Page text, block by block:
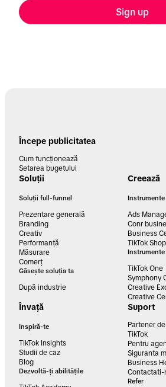
Sign up
Începe publicitatea
Cum funcționează
Setarea bugetului
Soluții
Soluții full-funnel
Prezentare generală
Branding
Creativ
Performanță
Măsurare
Comerț
Găsește soluția ta
După industrie
Creează
Ads
Conr
Business
TikTok Shop
Instrumente
TikTok One
Symphony
Creative
Creative
Învață
Inspiră-te
TIkTok Insights
Studii de caz
Blog
Dezvoltă-ți abilitățile
Suport
Partener
TikTok
Pentru
Siguranta
Business
Contactati-
Refer